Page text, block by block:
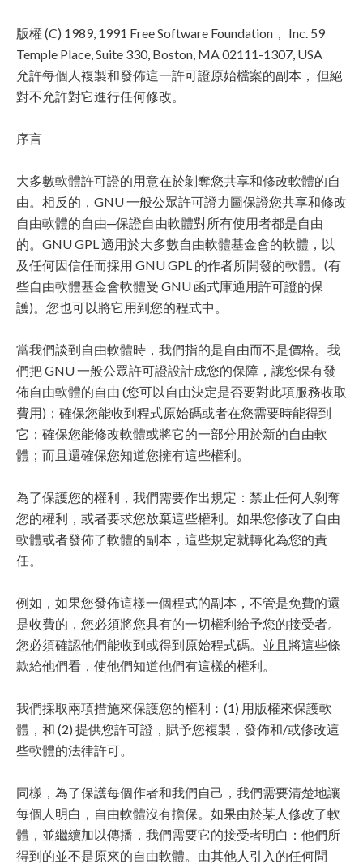
版權 (C) 1989, 1991 Free Software Foundation， Inc. 59
Temple Place, Suite 330, Boston, MA 02111-1307, USA
允許每個人複製和發佈這一許可證原始檔案的副本， 但絕
對不允許對它進行任何修改。
序言
大多數軟體許可證的用意在於剝奪您共享和修改軟體的自
由。相反的，GNU 一般公眾許可證力圖保證您共享和修改
自由軟體的自由─保證自由軟體對所有使用者都是自由
的。GNU GPL 適用於大多數自由軟體基金會的軟體，以
及任何因信任而採用 GNU GPL 的作者所開發的軟體。(有
些自由軟體基金會軟體受 GNU 函式庫通用許可證的保
護)。您也可以將它用到您的程式中。
當我們談到自由軟體時，我們指的是自由而不是價格。我
們把 GNU 一般公眾許可證設計成您的保障，讓您保有發
佈自由軟體的自由 (您可以自由決定是否要對此項服務收取
費用)；確保您能收到程式原始碼或者在您需要時能得到
它；確保您能修改軟體或將它的一部分用於新的自由軟
體；而且還確保您知道您擁有這些權利。
為了保護您的權利，我們需要作出規定：禁止任何人剝奪
您的權利，或者要求您放棄這些權利。如果您修改了自由
軟體或者發佈了軟體的副本，這些規定就轉化為您的責
任。
例如，如果您發佈這樣一個程式的副本，不管是免費的還
是收費的，您必須將您具有的一切權利給予您的接受者。
您必須確認他們能收到或得到原始程式碼。並且將這些條
款給他們看，使他們知道他們有這樣的權利。
我們採取兩項措施來保護您的權利︰(1) 用版權來保護軟
體，和 (2) 提供您許可證，賦予您複製，發佈和/或修改這
些軟體的法律許可。
同樣，為了保護每個作者和我們自己，我們需要清楚地讓
每個人明白，自由軟體沒有擔保。如果由於某人修改了軟
體，並繼續加以傳播，我們需要它的接受者明白：他們所
得到的並不是原來的自由軟體。由其他人引入的任何問